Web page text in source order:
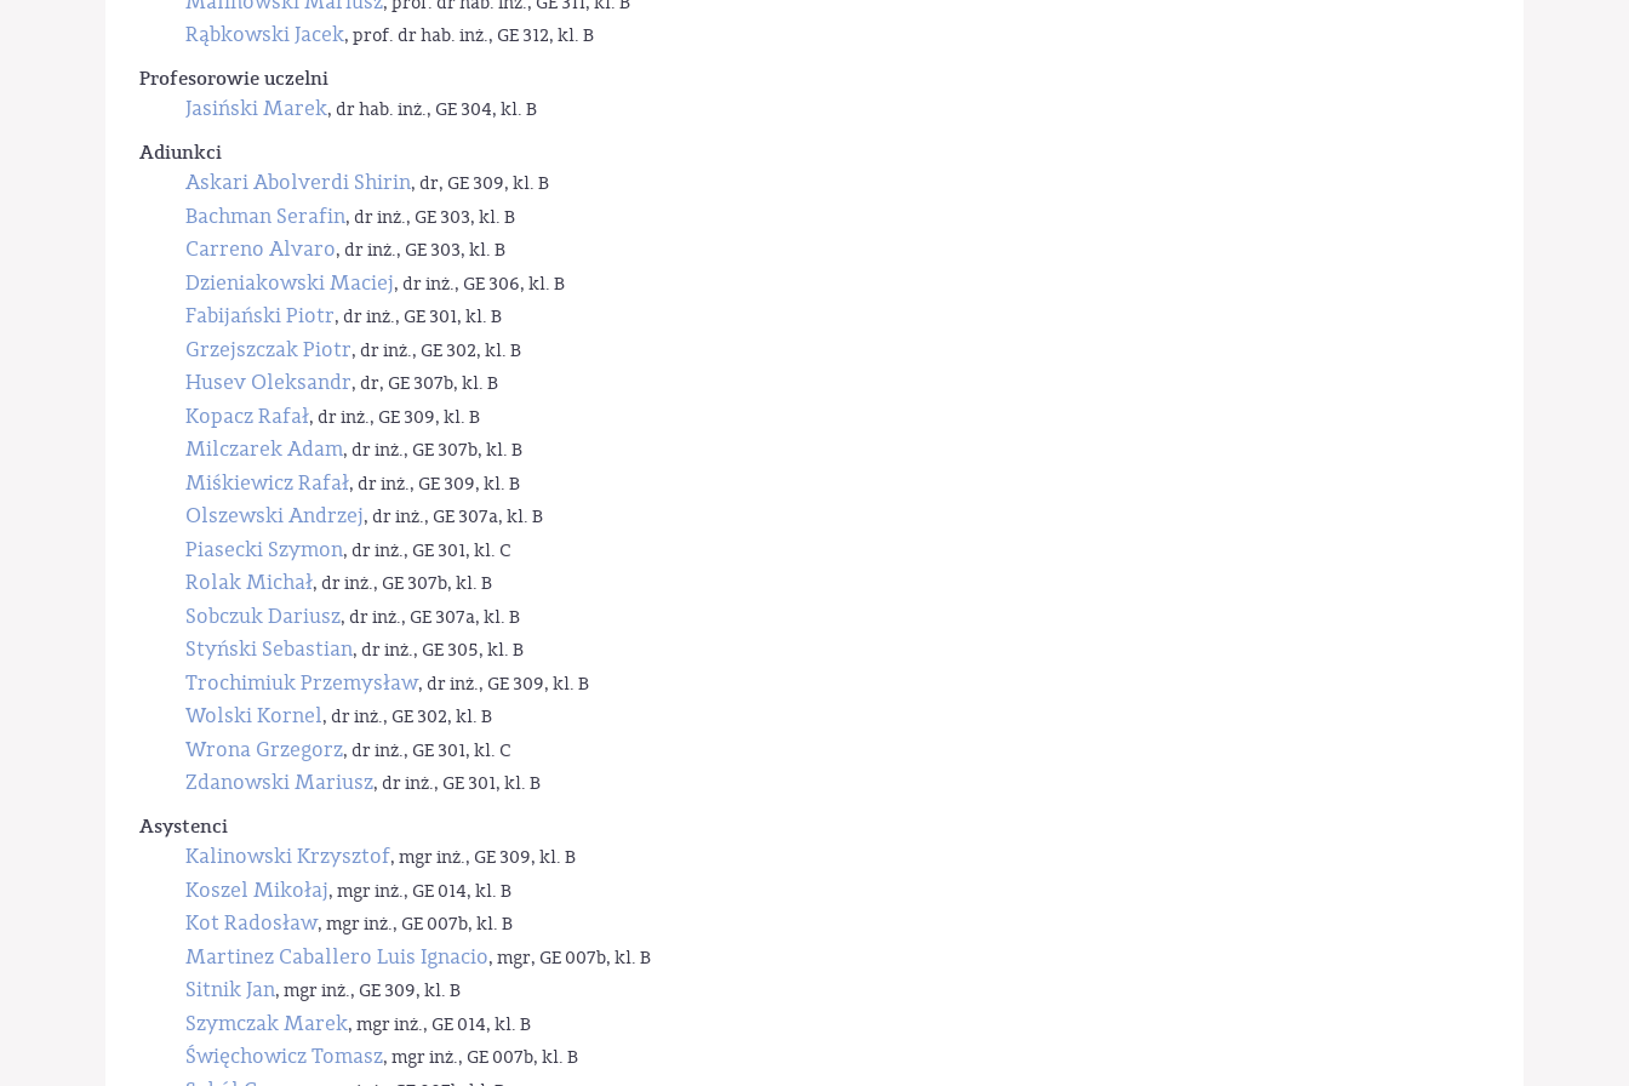
Rąbkowski Jacek, prof. dr hab. inż., GE 312, kl. B
Profesorowie uczelni
Jasiński Marek, dr hab. inż., GE 304, kl. B
Adiunkci
Askari Abolverdi Shirin, dr, GE 309, kl. B
Bachman Serafin, dr inż., GE 303, kl. B
Carreno Alvaro, dr inż., GE 303, kl. B
Dzieniakowski Maciej, dr inż., GE 306, kl. B
Fabijański Piotr, dr inż., GE 301, kl. B
Grzejszczak Piotr, dr inż., GE 302, kl. B
Husev Oleksandr, dr, GE 307b, kl. B
Kopacz Rafał, dr inż., GE 309, kl. B
Milczarek Adam, dr inż., GE 307b, kl. B
Miśkiewicz Rafał, dr inż., GE 309, kl. B
Olszewski Andrzej, dr inż., GE 307a, kl. B
Piasecki Szymon, dr inż., GE 301, kl. C
Rolak Michał, dr inż., GE 307b, kl. B
Sobczuk Dariusz, dr inż., GE 307a, kl. B
Styński Sebastian, dr inż., GE 305, kl. B
Trochimiuk Przemysław, dr inż., GE 309, kl. B
Wolski Kornel, dr inż., GE 302, kl. B
Wrona Grzegorz, dr inż., GE 301, kl. C
Zdanowski Mariusz, dr inż., GE 301, kl. B
Asystenci
Kalinowski Krzysztof, mgr inż., GE 309, kl. B
Koszel Mikołaj, mgr inż., GE 014, kl. B
Kot Radosław, mgr inż., GE 007b, kl. B
Martinez Caballero Luis Ignacio, mgr, GE 007b, kl. B
Sitnik Jan, mgr inż., GE 309, kl. B
Szymczak Marek, mgr inż., GE 014, kl. B
Święchowicz Tomasz, mgr inż., GE 007b, kl. B